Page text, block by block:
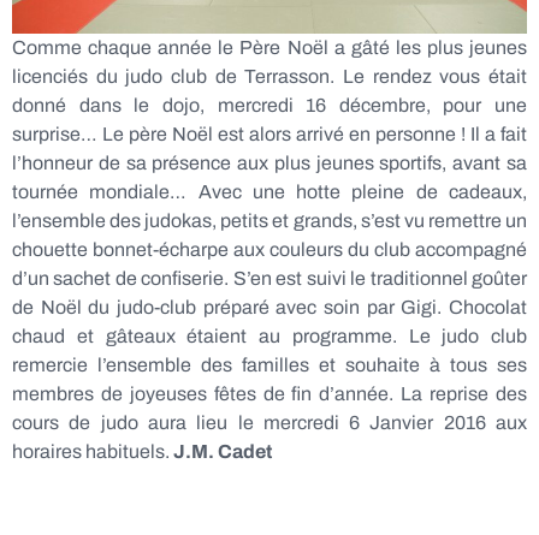
Comme chaque année le Père Noël a gâté les plus jeunes
licenciés du judo club de Terrasson. Le rendez vous était
donné dans le dojo, mercredi 16 décembre, pour une
surprise… Le père Noël est alors arrivé en personne ! Il a fait
l’honneur de sa présence aux plus jeunes sportifs, avant sa
tournée mondiale… Avec une hotte pleine de cadeaux,
l’ensemble des judokas, petits et grands, s’est vu remettre un
chouette bonnet-écharpe aux couleurs du club accompagné
d’un sachet de confiserie. S’en est suivi le traditionnel goûter
de Noël du judo-club préparé avec soin par Gigi. Chocolat
chaud et gâteaux étaient au programme. Le judo club
remercie l’ensemble des familles et souhaite à tous ses
membres de joyeuses fêtes de fin d’année. La reprise des
cours de judo aura lieu le mercredi 6 Janvier 2016 aux
horaires habituels. J.M. Cadet